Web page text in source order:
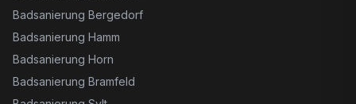
Badsanierung Bergedorf
Badsanierung Hamm
Badsanierung Horn
Badsanierung Bramfeld